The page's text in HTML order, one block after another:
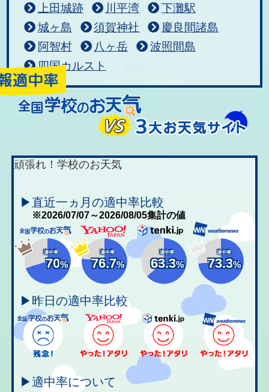
上田城跡
川平湾
下灘駅
城ヶ島
須賀神社
慶良間諸島
阿智村
八ヶ岳
波照間島
四国カルスト
頑張れ！学校のお天気
▶直近一ヵ月の適中率比較
※2026/07/07～2026/08/05集計の値
適中率
70%
適中率
76.7%
適中率
63.3%
適中率
73.3%
▶昨日の適中率比較
▶適中率について